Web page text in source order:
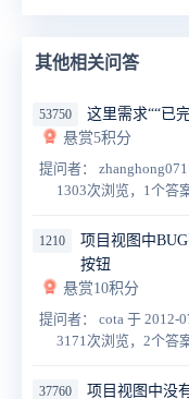
其他相关问答
53750 这里需求““已
悬赏5积分
提问者：
1303次浏览，1个答
1210
项目视图中
按钮
悬赏10积分
提问者： cota 于 2012-
3171次浏览，2个答
37760 项目视图中没